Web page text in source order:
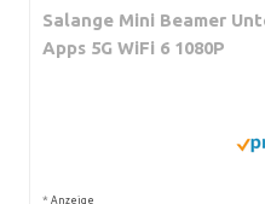
Salange Mini Beamer
Apps 5G WiFi 6 1080P
* Anzeige